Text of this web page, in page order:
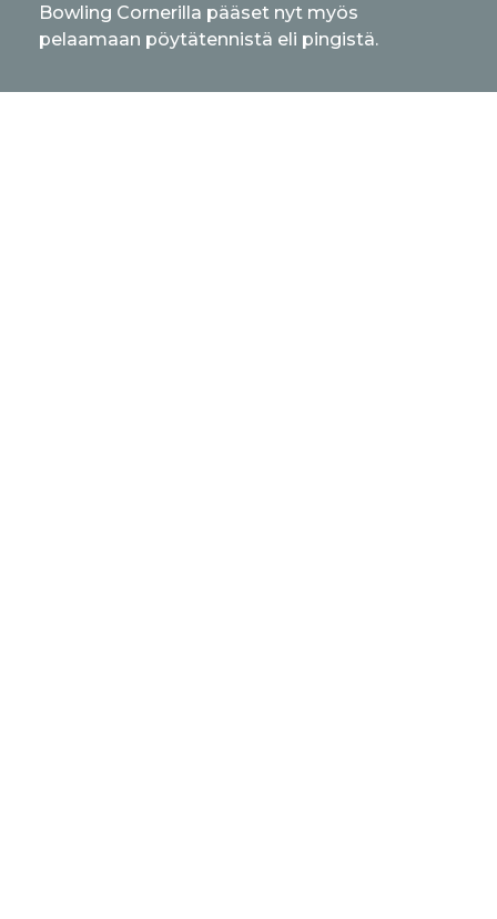
Bowling Cornerilla pääset nyt myös
pelaamaan pöytätennistä eli pingistä.